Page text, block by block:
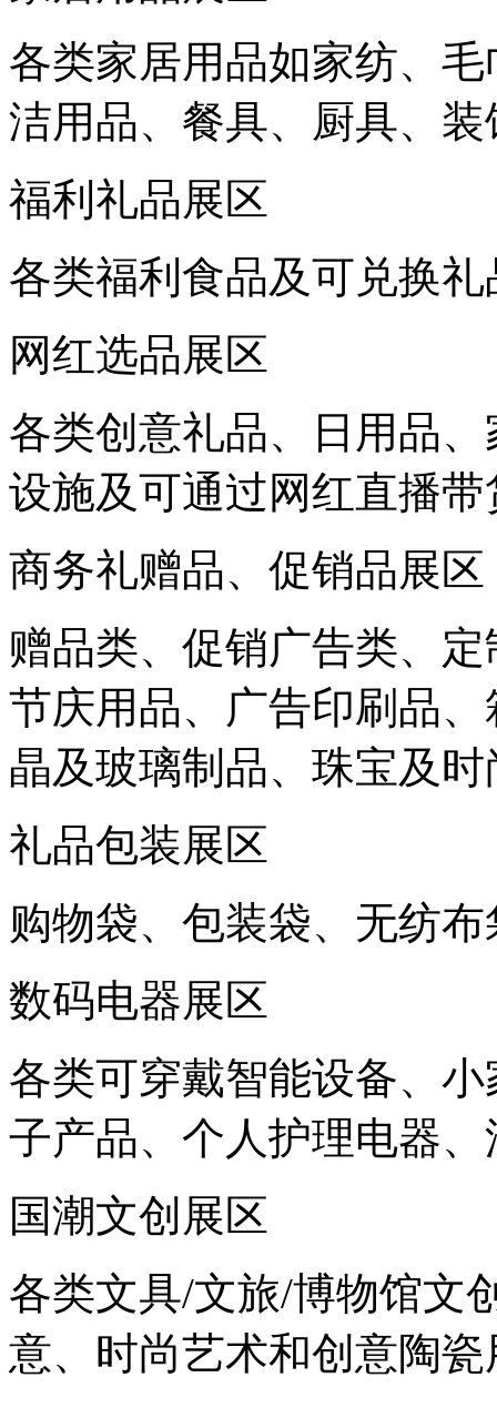
各类家居用品如家纺、
洁用品、餐具、厨具、装
福利礼品展区
各类福利食品及可兑换
网红选品展区
各类创意礼品、日用品
设施及可通过网红直播
商务礼赠品、促销品展区
赠品类、促销广告类、
节庆用品、广告印刷品
晶及玻璃制品、珠宝及
礼品包装展区
购物袋、包装袋、无纺
数码电器展区
各类可穿戴智能设备、
子产品、个人护理电器
国潮文创展区
各类文具/文旅/博物馆文
意、时尚艺术和创意陶